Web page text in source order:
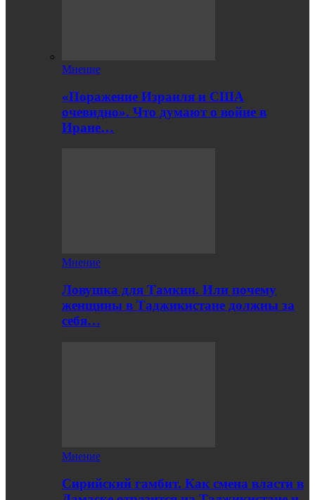
Мнение
«Поражение Израиля и США
очевидно». Что думают о войне в
Иране…
Мнение
Ловушка для Тамкин. Или почему
женщины в Таджикистане должны за
себя…
Мнение
Сирийский гамбит. Как смена власти в